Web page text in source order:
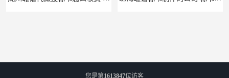
您是第1613847位访客